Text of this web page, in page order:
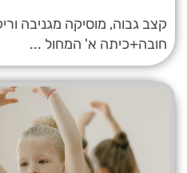
קצב גבוה, מוסיקה מגניבה
חובה+כיתה א' המחול ...